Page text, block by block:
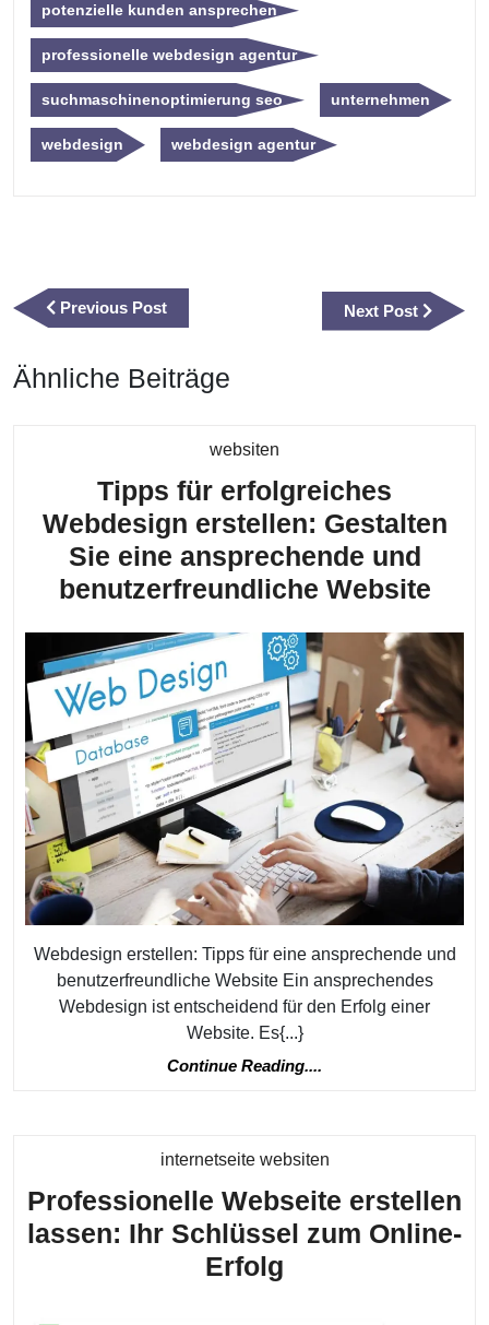
potenzielle kunden ansprechen
professionelle webdesign agentur
suchmaschinenoptimierung seo unternehmen
webdesign webdesign agentur
Previous PostPrevious
Post
Next Post
Next
Post
Ähnliche Beiträge
websiten
Tipps für erfolgreiches
Webdesign erstellen: Gestalten
Sie eine ansprechende und
benutzerfreundliche Website
Sie
eine
und
Webdesign erstellen: Tipps für eine ansprechende und
benutzerfreundliche Website Ein ansprechendes
Webdesign ist entscheidend für den Erfolg einer
Website. Es{...}
Continue Reading....
internetseite websitenKategorie
Professionelle Webseite erstellen
lassen: Ihr Schlüssel zum Online-
Erfolg